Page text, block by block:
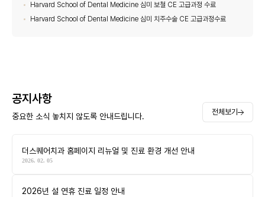
Harvard School of Dental Medicine 심미 보철 CE 고급과정 수료
Harvard School of Dental Medicine 심미 치주수술 CE 고급과정수료
공지사항
중요한 소식 놓치지 않도록 안내드립니다. 전체보기
더스퀘어치과 홈페이지 리뉴얼 및 진료 환경 개선 안내
2026. 02. 05
2026년 설 연휴 진료 일정 안내